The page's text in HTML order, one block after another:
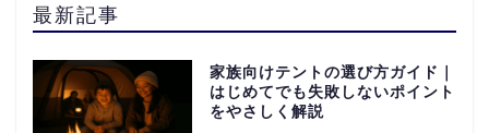
最新記事
家族向けテントの選び方ガイド｜
はじめてでも失敗しないポイント
をやさしく解説